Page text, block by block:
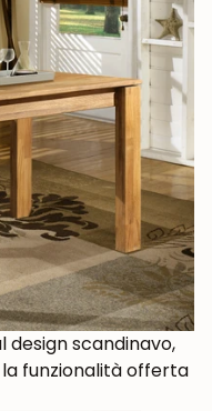
design scandinavo,
funzionalità offerta